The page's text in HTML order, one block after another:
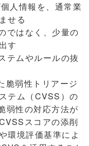
人情報を、通常業
せる
ではなく、少量の
す
テムやルールの抜
脆弱性トリアージ
テム（CVSS）の
弱性の対応方法が
スコアの添削
環境評価基準によ